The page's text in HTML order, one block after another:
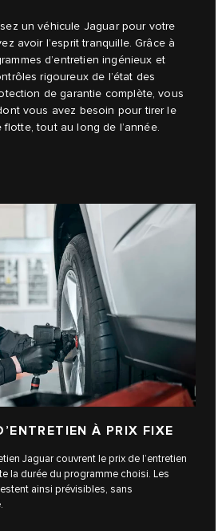
un véhicule Jaguar pour votre
avoir l’esprit tranquille. Grâce à
d’entretien ingénieux et
rigoureux de l’état des
de garantie complète, vous
vous avez besoin pour tirer le
tout au long de l’année.
À PRIX FIXE
Jaguar couvrent le prix de l’entretien
la durée du programme choisi. Les
ainsi prévisibles, sans